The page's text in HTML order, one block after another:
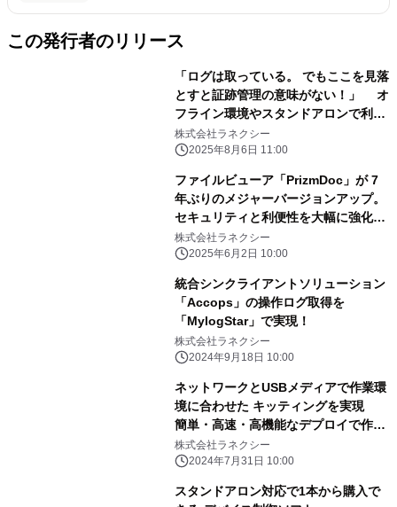
この発行者のリリース
「ログは取っている。 でもここを見落
とすと証跡管理の意味がない！」 オ
フライン環境やスタンドアロンで利用
する端末でも 気をつけたいポイントを
WEBページにて公開
株式会社ラネクシー
2025年8月6日 11:00
ファイルビューア「PrizmDoc」が 7
年ぶりのメジャーバージョンアップ。
セキュリティと利便性を大幅に強化し
た最新バージョンv14を 2025年6月2
日より販売開始。
株式会社ラネクシー
2025年6月2日 10:00
統合シンクライアントソリューション
「Accops」の操作ログ取得を
「MylogStar」で実現！
株式会社ラネクシー
2024年9月18日 10:00
ネットワークとUSBメディアで作業環
境に合わせた キッティングを実現
簡単・高速・高機能なデプロイで作業
時間と作業工数を短縮
株式会社ラネクシー
2024年7月31日 10:00
スタンドアロン対応で1本から購入で